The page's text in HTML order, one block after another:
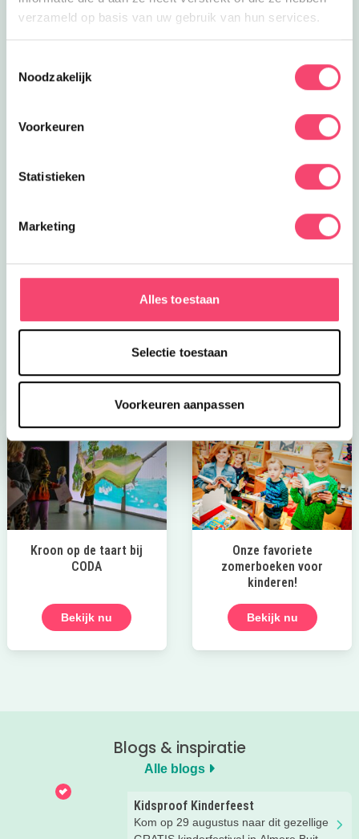
verzameld op basis van uw gebruik van hun services.
Noodzakelijk
Voorkeuren
Statistieken
Marketing
Alles toestaan
Selectie toestaan
Voorkeuren aanpassen
Klaar voor actie? In de zomervakantie zijn er extra veel
stoere activiteiten voor kids bij het Nationaal Militair
Kroon op de taart bij
CODA
Bekijk nu
Onze favoriete
zomerboeken voor
kinderen!
Bekijk nu
Blogs & inspiratie
Alle blogs
Kidsproof Kinderfeest
Kom op 29 augustus naar dit gezellige